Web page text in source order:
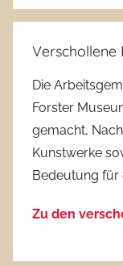
Verschollene
Die
Forster
gemacht,
Kunstwerke
Bedeutung für
Zu den